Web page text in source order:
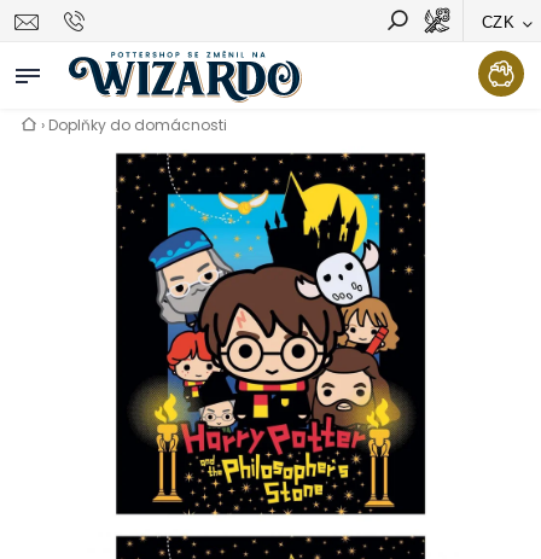
CZK
Vyhledávání Hledat
› Doplňky do domácnosti